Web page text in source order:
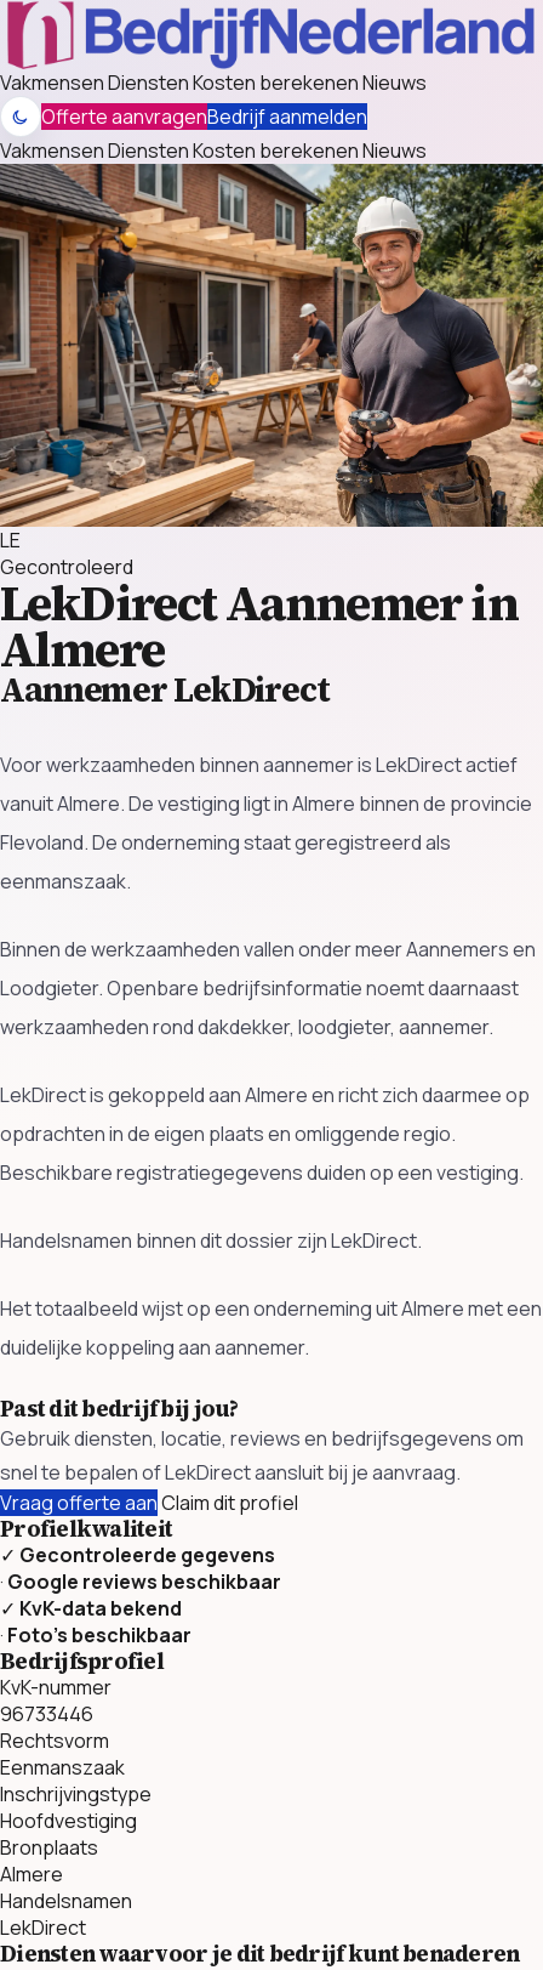
VakmensenDienstenKosten berekenenNieuws
Offerte aanvragenBedrijf aanmelden
VakmensenDienstenKosten berekenenNieuws
LE
Gecontroleerd
LekDirectAannemer in
Almere
Aannemer LekDirect
Voor werkzaamheden binnen aannemer is LekDirect actief
vanuit Almere. De vestiging ligt in Almere binnen de provincie
Flevoland. De onderneming staat geregistreerd als
eenmanszaak.
Binnen de werkzaamheden vallen onder meer Aannemers en
Loodgieter. Openbare bedrijfsinformatie noemt daarnaast
werkzaamheden rond dakdekker, loodgieter, aannemer.
LekDirect is gekoppeld aan Almere en richt zich daarmee op
opdrachten in de eigen plaats en omliggende regio.
Beschikbare registratiegegevens duiden op een vestiging.
Handelsnamen binnen dit dossier zijn LekDirect.
Het totaalbeeld wijst op een onderneming uit Almere met een
duidelijke koppeling aan aannemer.
Past dit bedrijf bij jou?
Gebruik diensten, locatie, reviews en bedrijfsgegevens om
snel te bepalen of LekDirect aansluit bij je aanvraag.
Vraag offerte aanClaim dit profiel
Profielkwaliteit
✓ Gecontroleerde gegevens
· Google reviews beschikbaar
✓ KvK-data bekend
· Foto’s beschikbaar
Bedrijfsprofiel
KvK-nummer
96733446
Rechtsvorm
Eenmanszaak
Inschrijvingstype
Hoofdvestiging
Bronplaats
Almere
Handelsnamen
LekDirect
Diensten waarvoor je dit bedrijf kunt benaderen